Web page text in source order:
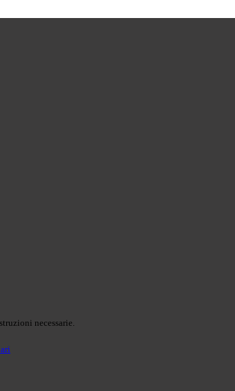
necessarie.